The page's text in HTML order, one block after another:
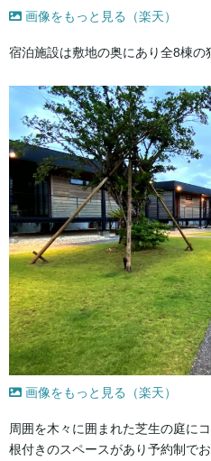
画像をもっと見る（楽天）
宿泊施設は敷地の奥にあり全8棟の
画像をもっと見る（楽天）
周囲を木々に囲まれた芝生の庭に
根付きのスペースがあり予約制で